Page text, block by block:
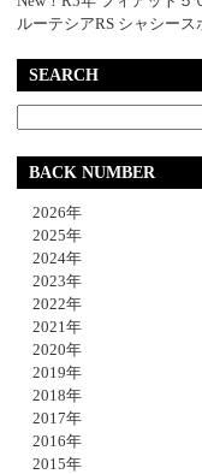
ルーテシアRS シャシー
SEARCH
BACK NUMBER
2026年
2025年
2024年
2023年
2022年
2021年
2020年
2019年
2018年
2017年
2016年
2015年